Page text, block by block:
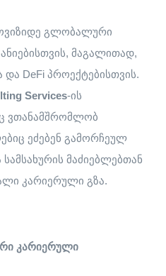
გლობალური
მაგალითად,
და DeFi პროექტებისთვის.
Services-ის
ვთანამშრომლობ
ეძებენ გამორჩეულ
მაძიებლებთან
კარიერული გზა.
კარიერული